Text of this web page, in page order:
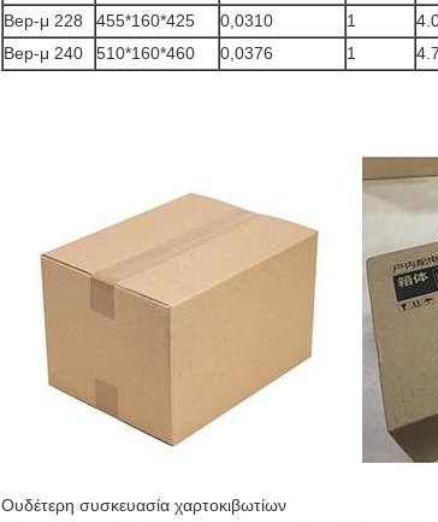
Bep-μ 228
455*160*425 0,0310 1
Bep-μ 240
510*160*460 0,0376 1
Ουδέτερη συσκευασία χαρτοκιβωτίων